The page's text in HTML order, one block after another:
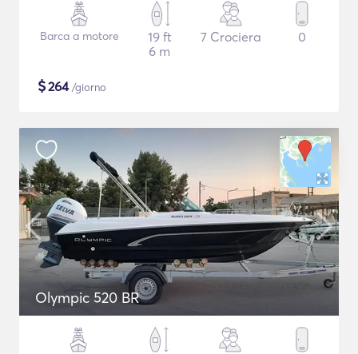
Barca a motore
19 ft
6 m
7 Crociera 0
$264/giorno
Olympic 520 BR